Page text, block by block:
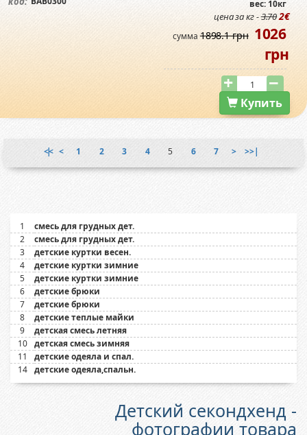
вес: 10кг
цена за кг -3.702€
сумма1898.1 грн 1026
грн
Купить
|<< < 1 2 3 4 5 6 7 > >>|
1
смесь для грудных дет.
2
смесь для грудных дет.
3
детские куртки весен.
4
детские куртки зимние
5
детские куртки зимние
6
детские брюки
7
детские брюки
8
детские теплые майки
9
детская смесь летняя
10
детская смесь зимняя
11
детские одеяла и спал.
14
детские одеяла,спальн.
Детский секондхенд -
фотографии товара